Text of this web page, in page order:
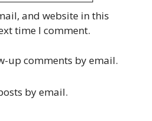
and website in this
time I comment.
up comments by email.
by email.